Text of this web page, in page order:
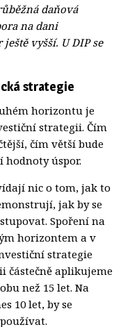
daňová
na dani
vyšší. U DIP se
strategie
horizontu je
strategii. Čím
čím větší bude
úspor.
nic o tom, jak to
jak by se
Spoření na
horizontem a v
strategie
částečně aplikujeme
než 15 let. Na
10 let, by se